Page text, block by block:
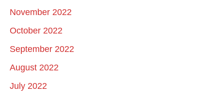
November 2022
October 2022
September 2022
August 2022
July 2022